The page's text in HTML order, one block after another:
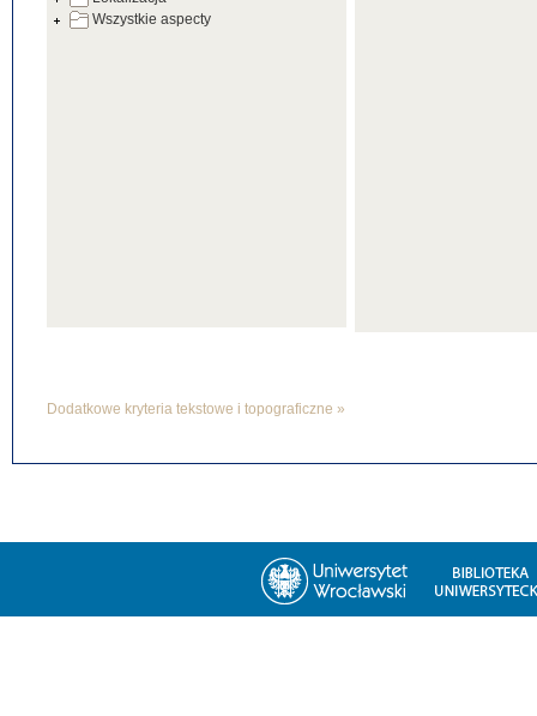
Wszystkie aspecty
Dodatkowe kryteria tekstowe i topograficzne »